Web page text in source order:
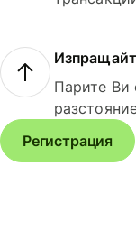
Парите Ви
Регистрация